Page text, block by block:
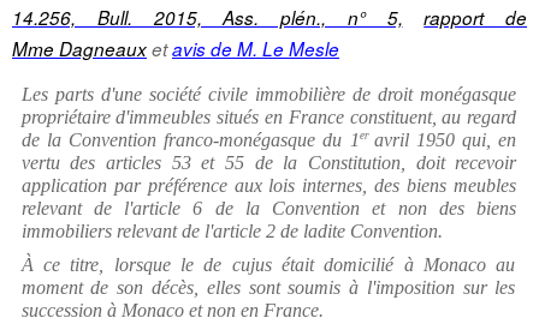
14.256, Bull. 2015, Ass. plén., n° 5,
rapport de
Mme Dagneauxetavis de M. Le Mesle
Les parts d'une société civile immobilière de droit monégasque
propriétaire d'immeubles situés en France constituent, au regard
de la Convention franco-monégasque du 1 er avril 1950 qui, en
vertu des articles 53 et 55 de la Constitution, doit recevoir
application par préférence aux lois internes, des biens meubles
relevant de l'article 6 de la Convention et non des biens
immobiliers relevant de l'article 2 de ladite Convention.
À ce titre, lorsque le de cujus était domicilié à Monaco au
moment de son décès, elles sont soumis à l'imposition sur les
succession à Monaco et non en France.